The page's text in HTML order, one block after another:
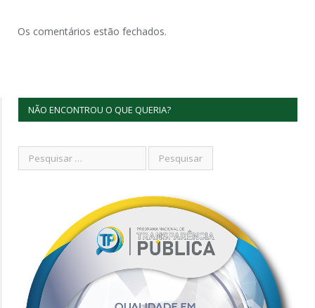
Os comentários estão fechados.
NÃO ENCONTROU O QUE QUERIA?